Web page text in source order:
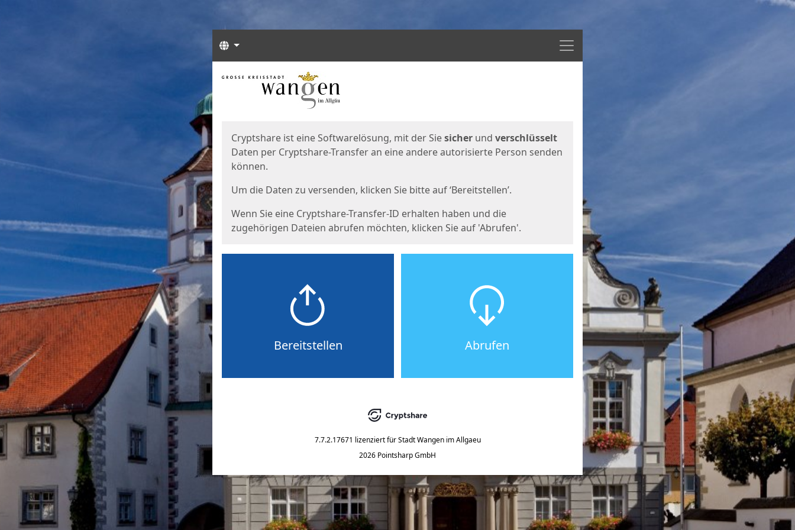
Menü
Sprachen
Start
Cryptshare ist eine Softwarelösung, mit der Siesicher und verschlüsselt
Daten per Cryptshare-Transfer an eine andere autorisierte Person senden
können.
Um die Daten zu versenden, klicken Sie bitte auf ‘Bereitstellen’.
Wenn Sie eine Cryptshare-Transfer-ID erhalten haben und die
zugehörigen Dateien abrufen möchten, klicken Sie auf 'Abrufen'.
Bereitstellen Abrufen
7.7.2.17671 lizenziert für Stadt Wangen im Allgaeu
2026 Pointsharp GmbH